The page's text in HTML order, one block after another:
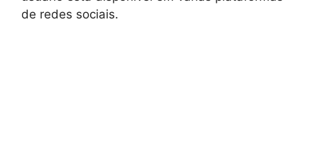
de redes sociais.